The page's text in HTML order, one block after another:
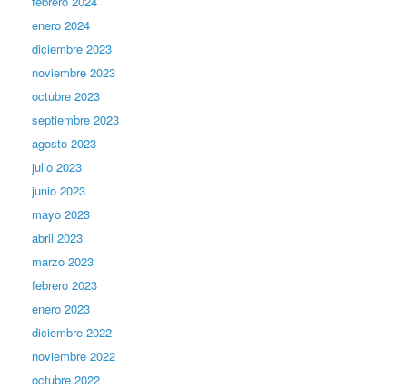
enero 2024
diciembre 2023
noviembre 2023
octubre 2023
septiembre 2023
agosto 2023
julio 2023
junio 2023
mayo 2023
abril 2023
marzo 2023
febrero 2023
enero 2023
diciembre 2022
noviembre 2022
octubre 2022